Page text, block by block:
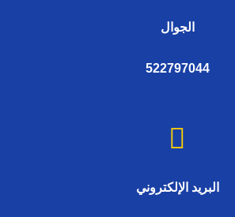
الجوال
522797044
البريد الإلكتروني